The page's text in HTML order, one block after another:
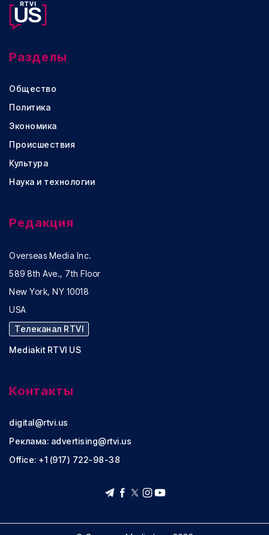
Разделы
Общество
Политика
Экономика
Происшествия
Культура
Наука и технологии
Редакция
Overseas Media Inc.
589 8th Ave., 7th Floor
New York, NY 10018
USA
Телеканал RTVI
Mediakit RTVI US
Контакты
digital@rtvi.us
Реклама: advertising@rtvi.us
Office: +1 (917) 722-98-38